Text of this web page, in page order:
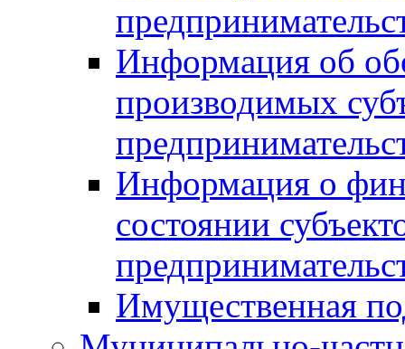
Информация об
производимых
Информация о
состоянии
Имущественная